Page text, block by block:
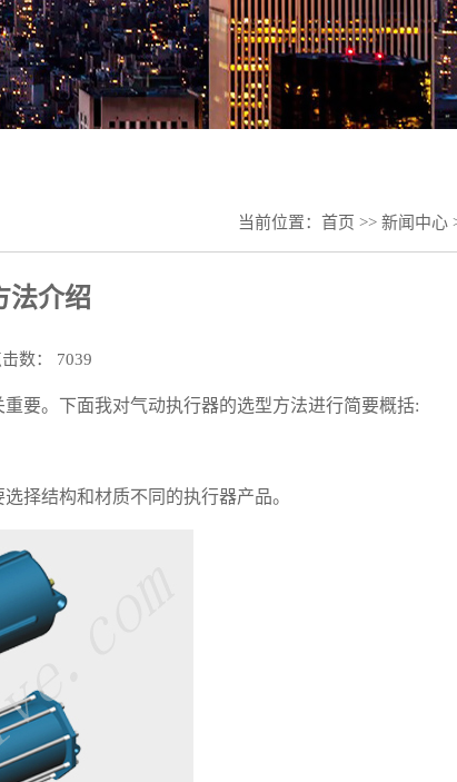
当前位置： 首页 >> 新闻中心
法介绍
数： 7039
要。下面我对气动执行器的选型方法进行简要概括:
择结构和材质不同的执行器产品。